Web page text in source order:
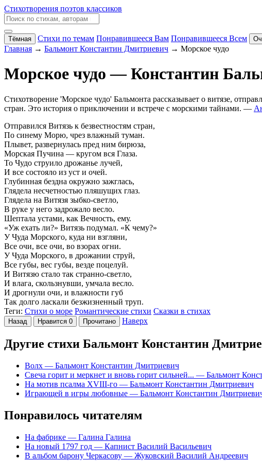
Стихотворения поэтов классиков
Тёмная Стихи по темам Понравившееся Вам Понравившееся Всем
Главная → Бальмонт Константин Дмитриевич → Морское чудо
Морское чудо — Константин
Стихотворение 'Морское чудо' Бальмонта рассказывает о витязе,
стран. Это история о приключении и встрече с морскими тайнами. —
Отправился Витязь к безвестностям стран,
По синему Морю, чрез влажный туман.
Плывет, развернулась пред ним бирюза,
Морская Пучина — кругом вся Глаза.
То Чудо струило дрожанье лучей,
И все состояло из уст и очей.
Глубинная бездна окружно зажглась,
Глядела несчетностью пляшущих глаз.
Глядела на Витязя зыбко-светло,
В руке у него задрожало весло.
Шептала устами, как Вечность, ему.
«Уж ехать ли?» Витязь подумал. «К чему?»
У Чуда Морского, куда ни взгляни,
Все очи, все очи, во взорах огни.
У Чуда Морского, в дрожании струй,
Все губы, вес губы, везде поцелуй.
И Витязю стало так странно-светло,
И влага, скользнувши, умчала весло.
И дрогнули очи, и влажности губ
Так долго ласкали безжизненный труп.
Теги: Стихи о море Романтические стихи Сказки в стихах
Назад Нравится 0 Прочитано Наверх
Другие стихи Бальмонт Константин
Волх — Бальмонт Константин Дмитриевич
Свеча горит и меркнет и вновь горит сильней... — Бальмонт
На мотив псалма XVIII-гo — Бальмонт Константин Дмитриевич
Играющей в игры любовные — Бальмонт Константин
Понравилось читателям
На фабрике — Галина Галина
На новый 1797 год — Капнист Василий Васильевич
В альбом барону Черкасову — Жуковский Василий Андреевич